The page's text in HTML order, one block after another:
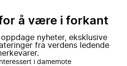
å være i forkant
nyheter, eksklusive
fra verdens ledende
i damemote